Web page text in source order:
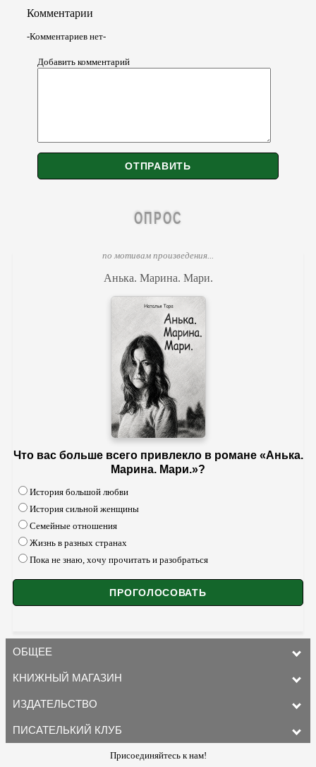
Комментарии
-Комментариев нет-
Добавить комментарий
ОПРОС
по мотивам произведения...
Анька. Марина. Мари.
Что вас больше всего привлекло в романе «Анька.
Марина. Мари.»?
История большой любви
История сильной женщины
Семейные отношения
Жизнь в разных странах
Пока не знаю, хочу прочитать и разобраться
ОБЩЕЕ
КНИЖНЫЙ МАГАЗИН
ИЗДАТЕЛЬСТВО
ПИСАТЕЛЬКИЙ КЛУБ
Присоединяйтесь к нам!